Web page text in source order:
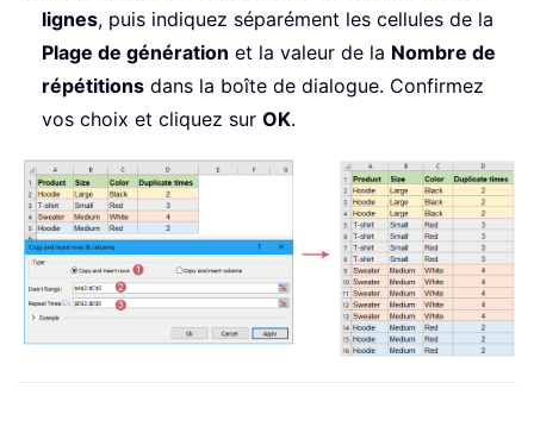
lignes, puis indiquez séparément les cellules de la
Plage de génération et la valeur de la Nombre de
répétitions dans la boîte de dialogue. Confirmez
vos choix et cliquez sur OK.